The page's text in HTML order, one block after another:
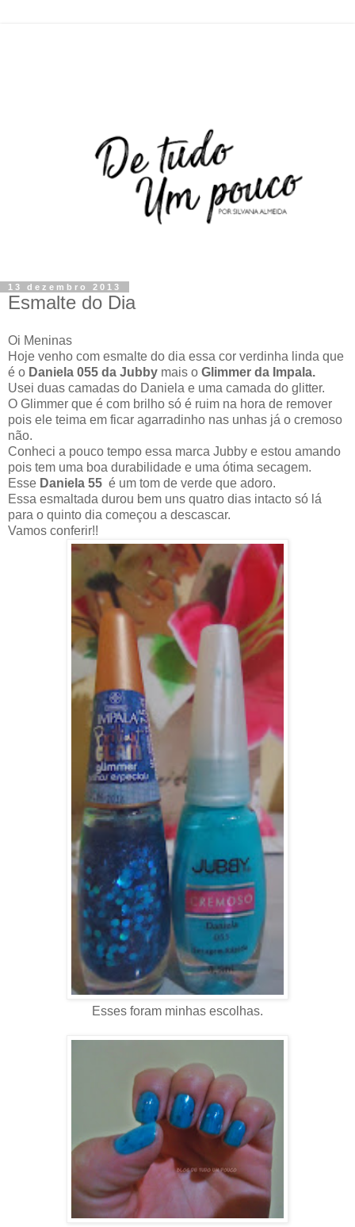
13 dezembro 2013
Esmalte do Dia
Oi Meninas
Hoje venho com esmalte do dia essa cor verdinha linda que
é o Daniela 055 da Jubby mais o Glimmer da Impala.
Usei duas camadas do Daniela e uma camada do glitter.
O Glimmer que é com brilho só é ruim na hora de remover
pois ele teima em ficar agarradinho nas unhas já o cremoso
não.
Conheci a pouco tempo essa marca Jubby e estou amando
pois tem uma boa durabilidade e uma ótima secagem.
Esse Daniela 55 é um tom de verde que adoro.
Essa esmaltada durou bem uns quatro dias intacto só lá
para o quinto dia começou a descascar.
Vamos conferir!!
Esses foram minhas escolhas.